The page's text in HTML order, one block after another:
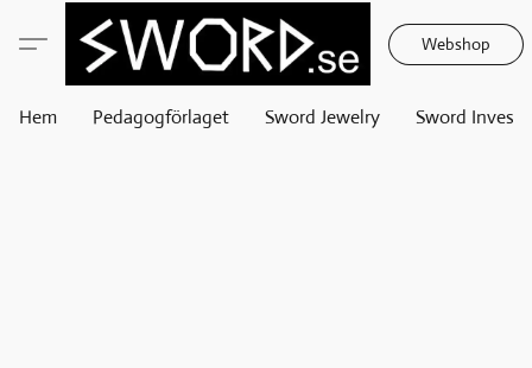
Webshop
Hem Pedagogförlaget Sword Jewelry Sword Invest